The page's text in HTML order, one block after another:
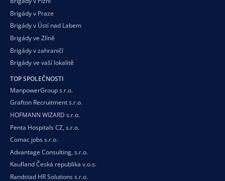
Brigády v Praze
Brigády v Ústí nad Labem
Brigády ve Zlíně
Brigády v zahraničí
Brigády ve vaší lokalitě
TOP SPOLEČNOSTI
ManpowerGroup s.r.o.
Grafton Recruitment s.r.o.
HOFMANN WIZARD s.r.o.
Penta Hospitals CZ, s.r.o.
Comac jobs s.r.o.
Advantage Consulting, s.r.o.
Kaufland Česká republika v.o.s.
Randstad HR Solutions s.r.o.